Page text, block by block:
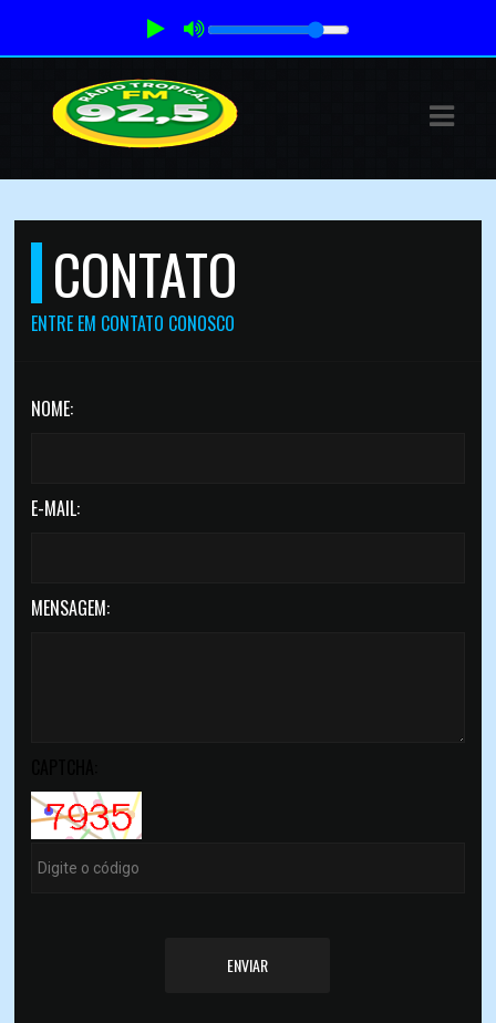
CONTATO
ENTRE EM CONTATO CONOSCO
NOME:
E-MAIL:
MENSAGEM:
ENVIAR